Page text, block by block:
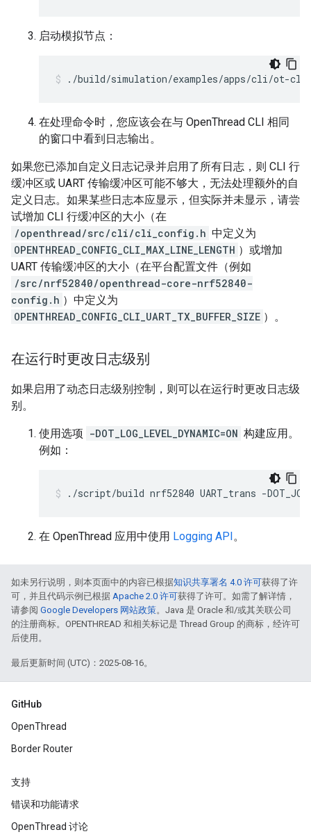
启动模拟节点：
./build/simulation/examples/apps/cli/ot-
在处理命令时，您应该会在与 OpenThread CLI 相同
的窗口中看到日志输出。
如果您已添加自定义日志记录并启用了所有日志，则 CLI 行
缓冲区或 UART 传输缓冲区可能不够大，无法处理额外的自
定义日志。如果某些日志本应显示，但实际并未显示，请尝
试增加 CLI 行缓冲区的大小（在
/openthread/src/cli/cli_config.h 中定义为
OPENTHREAD_CONFIG_CLI_MAX_LINE_LENGTH ）或增加
UART 传输缓冲区的大小（在平台配置文件（例如
/src/nrf52840/openthread-core-nrf52840-
config.h ）中定义为
OPENTHREAD_CONFIG_CLI_UART_TX_BUFFER_SIZE ）。
在运行时更改日志级别
如果启用了动态日志级别控制，则可以在运行时更改日志级
别。
使用选项 -DOT_LOG_LEVEL_DYNAMIC=ON 构建应用。
例如：
./script/build nrf52840 UART_trans -
在 OpenThread 应用中使用 Logging API。
如未另行说明，则本页面中的内容已根据知识共享署名 4.0 许可获得了许
可，并且代码示例已根据 Apache 2.0 许可获得了许可。如需了解详情，
请参阅 Google Developers 网站政策。Java 是 Oracle 和/或其关联公司
的注册商标。OPENTHREAD 和相关标记是 Thread Group 的商标，经许可
后使用。
最后更新时间 (UTC)：2025-08-16。
GitHub
OpenThread
Border Router
支持
错误和功能请求
OpenThread 讨论